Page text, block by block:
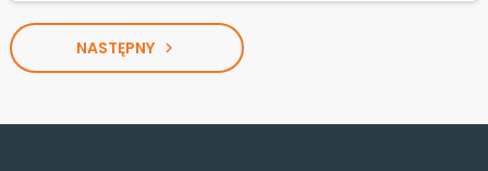
NASTĘPNY navigate_next